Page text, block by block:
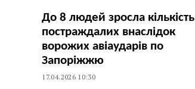
До 8 людей зросла кількість
постраждалих внаслідок
ворожих авіаударів по
Запоріжжю
17.04.2026 10:30